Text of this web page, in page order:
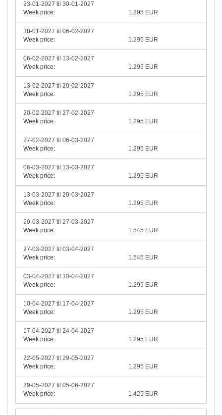
23-01-2027 til 30-01-2027
Week price:
1.295 EUR
30-01-2027 til 06-02-2027
Week price:
1.295 EUR
06-02-2027 til 13-02-2027
Week price:
1.295 EUR
13-02-2027 til 20-02-2027
Week price:
1.295 EUR
20-02-2027 til 27-02-2027
Week price:
1.295 EUR
27-02-2027 til 06-03-2027
Week price:
1.295 EUR
06-03-2027 til 13-03-2027
Week price:
1.295 EUR
13-03-2027 til 20-03-2027
Week price:
1.295 EUR
20-03-2027 til 27-03-2027
Week price:
1.545 EUR
27-03-2027 til 03-04-2027
Week price:
1.545 EUR
03-04-2027 til 10-04-2027
Week price:
1.295 EUR
10-04-2027 til 17-04-2027
Week price:
1.295 EUR
17-04-2027 til 24-04-2027
Week price:
1.295 EUR
22-05-2027 til 29-05-2027
Week price:
1.295 EUR
29-05-2027 til 05-06-2027
Week price:
1.425 EUR